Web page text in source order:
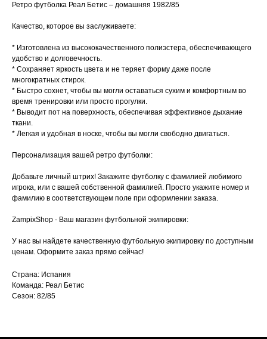
Ретро футболка Реал Бетис – домашняя 1982/85
Качество, которое вы заслуживаете:
* Изготовлена из высококачественного полиэстера, обеспечивающего
удобство и долговечность.
* Сохраняет яркость цвета и не теряет форму даже после
многократных стирок.
* Быстро сохнет, чтобы вы могли оставаться сухим и комфортным во
время тренировки или просто прогулки.
* Выводит пот на поверхность, обеспечивая эффективное дыхание
ткани.
* Легкая и удобная в носке, чтобы вы могли свободно двигаться.
Персонализация вашей ретро футболки:
Добавьте личный штрих! Закажите футболку с фамилией любимого
игрока, или с вашей собственной фамилией. Просто укажите номер и
фамилию в соответствующем поле при оформлении заказа.
ZampixShop - Ваш магазин футбольной экипировки:
У нас вы найдете качественную футбольную экипировку по доступным
ценам. Оформите заказ прямо сейчас!
Страна: Испания
Команда: Реал Бетис
Сезон: 82/85